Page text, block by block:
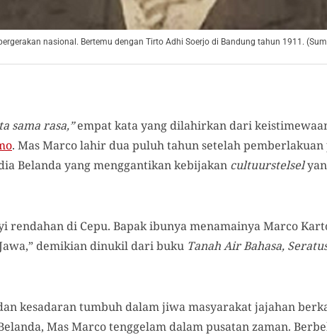
nasional. Bertemu dengan Tirto Adhi Soerjo di Bandung tahun 1911.
sama rasa,”empat kata yang dilahirkan dari
. Mas Marco lahir dua puluh tahun setelah
Belanda yang menggantikan kebijakan cultuurstelsel
di Cepu. Bapak ibunya menamainya Marco
demikian dinukil dari buku Tanah Air Bahasa,
kesadaran tumbuh dalam jiwa masyarakat jajahan
Mas Marco tenggelam dalam pusatan zaman.